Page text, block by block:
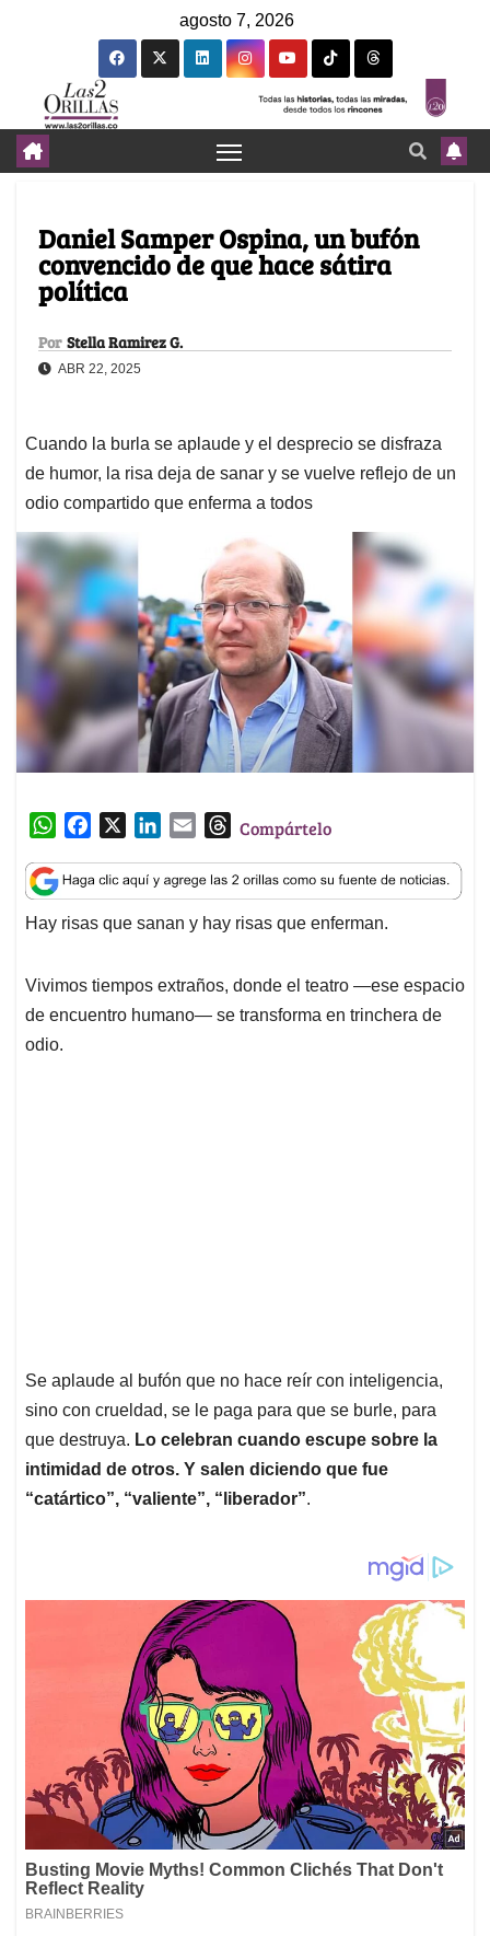
agosto 7, 2026
Daniel Samper Ospina, un bufón
convencido de que hace sátira
política
Por Stella Ramirez G.
ABR 22, 2025
Cuando la burla se aplaude y el desprecio se disfraza
de humor, la risa deja de sanar y se vuelve reflejo de un
odio compartido que enferma a todos
W
a
t
s
p
p
c
e
b
o
k
n
k
e
I
n
a
i
l
T
r
e
a
s
Compártelo
Hay risas que sanan y hay risas que enferman.
Vivimos tiempos extraños, donde el teatro —ese espacio
de encuentro humano— se transforma en trinchera de
odio.
Se aplaude al bufón que no hace reír con inteligencia,
sino con crueldad, se le paga para que se burle, para
que destruya. Lo celebran cuando escupe sobre la
intimidad de otros. Y salen diciendo que fue
“catártico”, “valiente”, “liberador”.